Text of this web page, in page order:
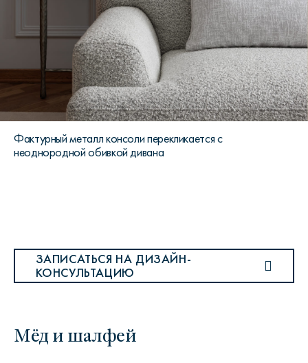
Фактурный металл консоли перекликается с
неоднородной обивкой дивана
ЗАПИСАТЬСЯ НА ДИЗАЙН-
КОНСУЛЬТАЦИЮ
Мёд и шалфей